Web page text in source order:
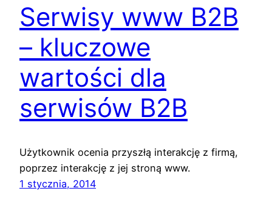
Serwisy www B2B
– kluczowe
wartości dla
serwisów B2B
Użytkownik ocenia przyszłą interakcję z firmą,
poprzez interakcję z jej stroną www.
1 stycznia, 2014